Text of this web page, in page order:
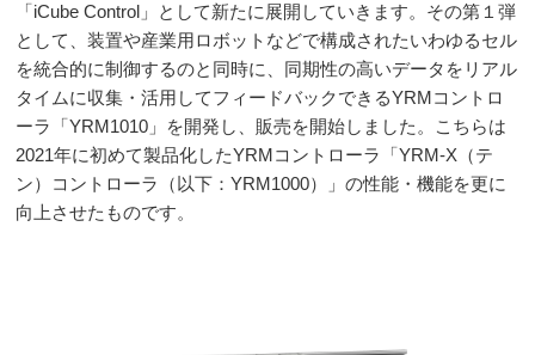
「iCube Control」として新たに展開していきます。その第１弾
として、装置や産業用ロボットなどで構成されたいわゆるセル
を統合的に制御するのと同時に、同期性の高いデータをリアル
タイムに収集・活用してフィードバックできるYRMコントロ
ーラ「YRM1010」を開発し、販売を開始しました。こちらは
2021年に初めて製品化したYRMコントローラ「YRM-X（テ
ン）コントローラ（以下：YRM1000）」の性能・機能を更に
向上させたものです。